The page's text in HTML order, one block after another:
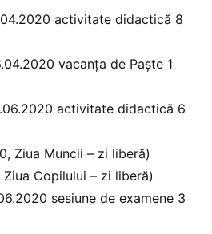
activitate didactică 8
vacanța de Paște 1
activitate didactică 6
Ziua Muncii – zi liberă)
Ziua Copilului – zi liberă)
sesiune de examene 3